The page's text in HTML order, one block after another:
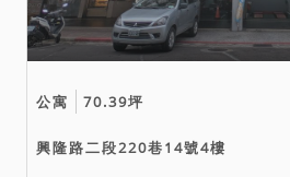
公寓 70.39坪
興隆路二段220巷14號4樓